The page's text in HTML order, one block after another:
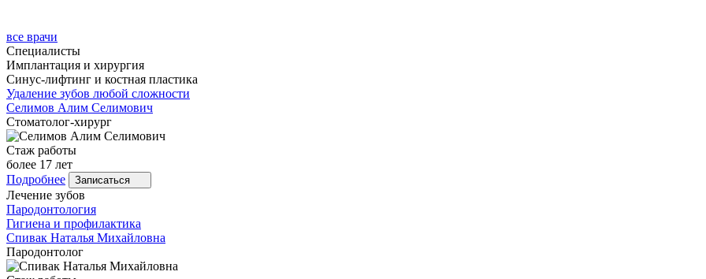
все врачи
Специалисты
Имплантация и хирургия
Синус-лифтинг и костная пластика
Удаление зубов любой сложности
Селимов Алим Селимович
Стоматолог-хирург
Стаж работы
более 17 лет
Подробнее
Записаться
Лечение зубов
Пародонтология
Гигиена и профилактика
Спивак Наталья Михайловна
Пародонтолог